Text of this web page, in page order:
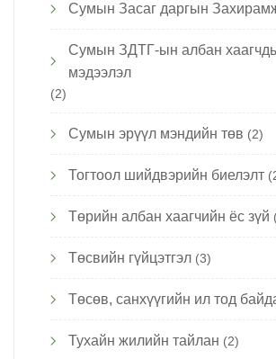
Сумын Засаг даргын
Сумын ЗДТГ-ын албан
мэдээлэл
(2)
Сумын эрүүл мэндийн төв (2)
Тогтоол шийдвэрийн биелэлт
Төрийн албан хаагчийн ёс зүй
Төсвийн гүйцэтгэл (3)
Төсөв, санхүүгийн ил тод
Тухайн жилийн тайлан (2)